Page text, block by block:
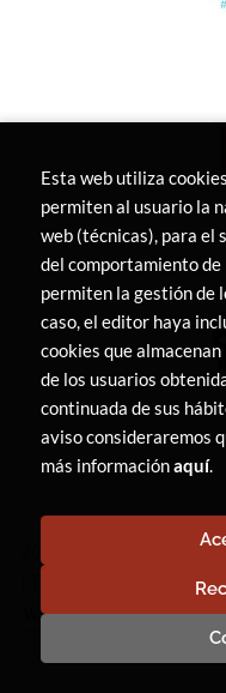
LIBRERÍA
Esta web utiliza
permiten al usuario la
web (técnicas), para el
del comportamiento
permiten la gestión de
caso, el editor haya
cookies que
de los usuarios
continuada de sus
aviso consideraremos
más informaciónaquí.